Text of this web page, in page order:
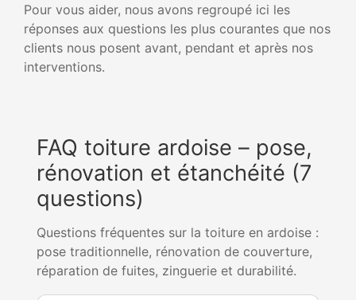
Pour vous aider, nous avons regroupé ici les
réponses aux questions les plus courantes que nos
clients nous posent avant, pendant et après nos
interventions.
FAQ toiture ardoise – pose,
rénovation et étanchéité (7
questions)
Questions fréquentes sur la toiture en ardoise :
pose traditionnelle, rénovation de couverture,
réparation de fuites, zinguerie et durabilité.